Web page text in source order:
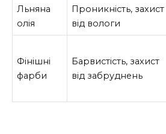
Льняна
олія
Проникність, захист
від вологи
Фінішні
фарби
Барвистість, захист
від забруднень